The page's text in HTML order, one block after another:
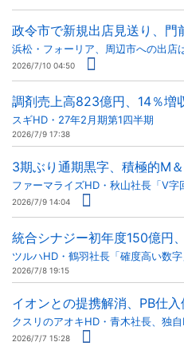
政令市で新規出店見送り、門
浜松・フォーリア、周辺市への出店
2026/7/10 04:50
調剤売上高823億円、14％増
スギHD・27年2月期第1四半期
2026/7/9 17:38
3期ぶり通期黒字、積極的M
ファーマライズHD・秋山社長「V字
2026/7/9 14:04
統合シナジー初年度150億円
ツルハHD・鶴羽社長「確度高い数字
2026/7/8 19:15
イオンとの提携解消、PB仕
クスリのアオキHD・青木社長、独
2026/7/7 15:28